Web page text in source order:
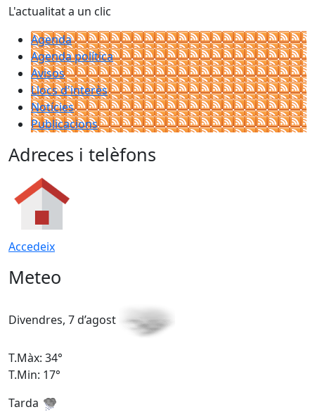
L'actualitat a un clic
Agenda
Agenda política
Avisos
Llocs d'interès
Notícies
Publicacions
Adreces i telèfons
Accedeix
Meteo
Divendres, 7 d’agost
T.Màx: 34°
T.Min: 17°
Tarda